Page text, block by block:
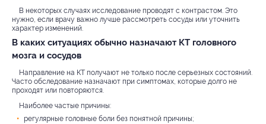
В некоторых случаях исследование проводят с контрастом. Это
нужно, если врачу важно лучше рассмотреть сосуды или уточнить
характер изменений.
В каких ситуациях обычно назначают КТ головного
мозга и сосудов
Направление на КТ получают не только после серьезных состояний.
Часто обследование назначают при симптомах, которые долго не
проходят или повторяются.
Наиболее частые причины:
регулярные головные боли без понятной причины;